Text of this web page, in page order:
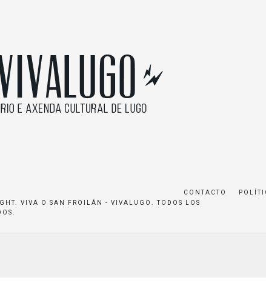
CONTACTO
VIVA O SAN FROILÁN - VIVALUGO. TODOS LOS